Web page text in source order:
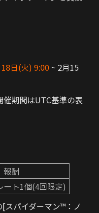
日(火) 9:00 ~ 2月15
期間はUTC基準の表
報酬
ート1個(4回限定)
[スパイダーマン™：ノ